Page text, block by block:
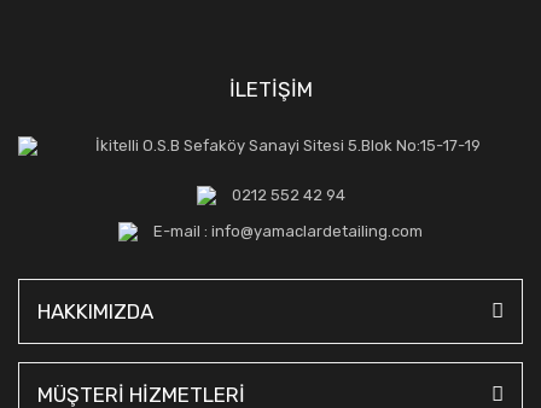
İLETİŞİM
İkitelli O.S.B Sefaköy Sanayi Sitesi 5.Blok No:15-17-19
0212 552 42 94
E-mail : info@yamaclardetailing.com
HAKKIMIZDA
MÜŞTERİ HİZMETLERİ